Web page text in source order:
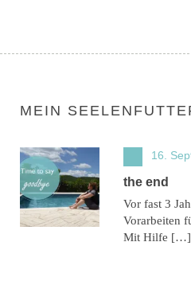
MEIN
16.
the end
Vor fast 3
Vorarbeiten
Mit Hilfe […]